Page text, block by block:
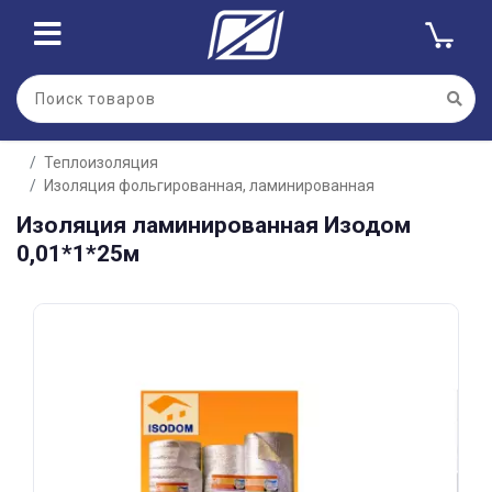
Теплоизоляция
Изоляция фольгированная, ламинированная
Изоляция ламинированная Изодом
0,01*1*25м
Для клиентов всех банков
Разбейте
оплату на части
без переплат